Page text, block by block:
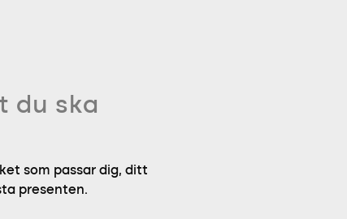
du ska
som passar dig, ditt
presenten.